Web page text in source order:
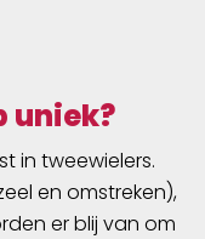
uniek?
in tweewielers.
en omstreken),
er blij van om